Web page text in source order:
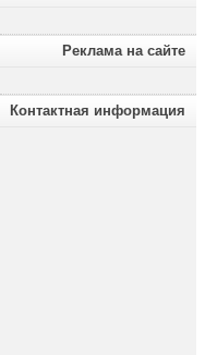
Реклама на сайте
Контактная информация